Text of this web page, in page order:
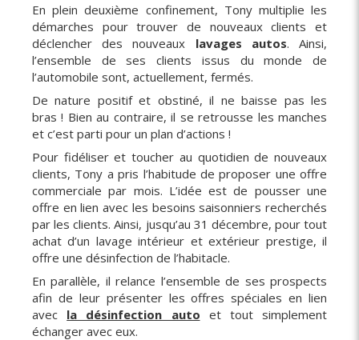
En plein deuxième confinement, Tony multiplie les
démarches pour trouver de nouveaux clients et
déclencher des nouveaux lavages autos. Ainsi,
l’ensemble de ses clients issus du monde de
l’automobile sont, actuellement, fermés.
De nature positif et obstiné, il ne baisse pas les
bras ! Bien au contraire, il se retrousse les manches
et c’est parti pour un plan d’actions !
Pour fidéliser et toucher au quotidien de nouveaux
clients, Tony a pris l’habitude de proposer une offre
commerciale par mois. L’idée est de pousser une
offre en lien avec les besoins saisonniers recherchés
par les clients. Ainsi, jusqu’au 31 décembre, pour tout
achat d’un lavage intérieur et extérieur prestige, il
offre une désinfection de l’habitacle.
En parallèle, il relance l’ensemble de ses prospects
afin de leur présenter les offres spéciales en lien
avec la désinfection auto et tout simplement
échanger avec eux.